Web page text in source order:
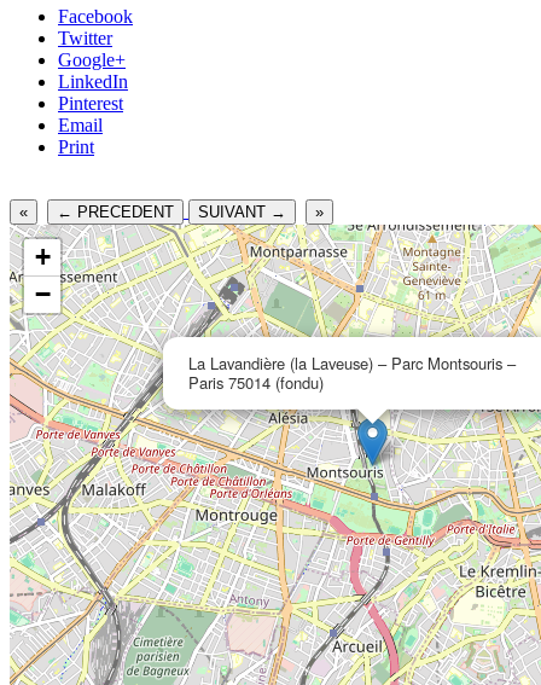
Facebook
Twitter
Google+
LinkedIn
Pinterest
Email
Print
« ← PRECEDENT SUIVANT → »
La Lavandière (la Laveuse) – Parc Montsouris –
Paris 75014 (fondu)
+
−